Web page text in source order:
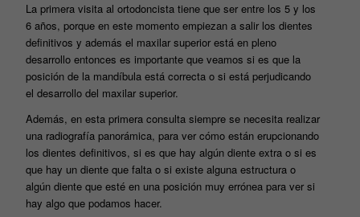
La primera visita al ortodoncista tiene que ser entre los 5 y los
6 años, porque en este momento empiezan a salir los dientes
definitivos y además el maxilar superior está en pleno
desarrollo entonces es importante que veamos si es que la
posición de la mandíbula está correcta o si está perjudicando
el desarrollo del maxilar superior.
Además, en esta primera consulta siempre se necesita realizar
una radiografía panorámica, para ver cómo están erupcionando
los dientes definitivos, si es que hay algún diente extra o si es
que hay un diente que falta o si existe alguna estructura o
algún diente que esté en una posición muy errónea para ver si
hay algo que podamos hacer.